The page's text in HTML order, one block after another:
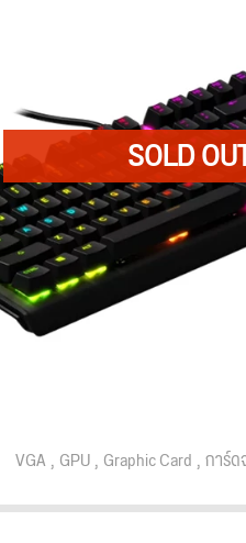
VGA GPU Graphic Card การ์